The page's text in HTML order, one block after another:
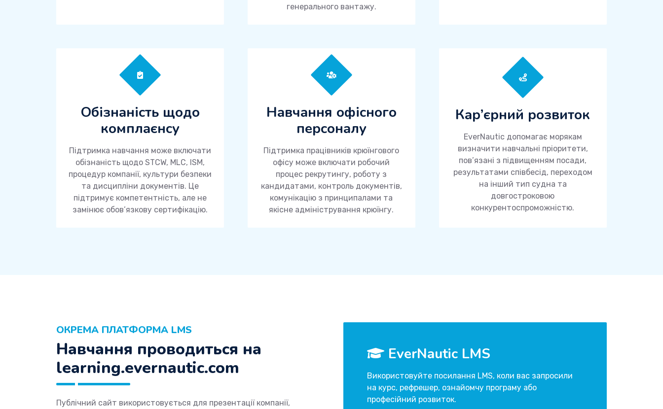
генерального вантажу.
Обізнаність щодо
комплаєнсу
Підтримка навчання може включати
обізнаність щодо STCW, MLC, ISM,
процедур компанії, культури безпеки
та дисципліни документів. Це
підтримує компетентність, але не
замінює обов’язкову сертифікацію.
Навчання офісного
персоналу
Підтримка працівників крюїнгового
офісу може включати робочий
процес рекрутингу, роботу з
кандидатами, контроль документів,
комунікацію з принципалами та
якісне адміністрування крюїнгу.
Кар’єрний розвиток
EverNautic допомагає морякам
визначити навчальні пріоритети,
пов’язані з підвищенням посади,
результатами співбесід, переходом
на інший тип судна та
довгостроковою
конкурентоспроможністю.
ОКРЕМА ПЛАТФОРМА LMS
Навчання проводиться на
learning.evernautic.com
Публічний сайт використовується для презентації компанії,
EverNautic LMS
Використовуйте посилання LMS, коли вас запросили
на курс, рефрешер, ознайомчу програму або
професійний розвиток.